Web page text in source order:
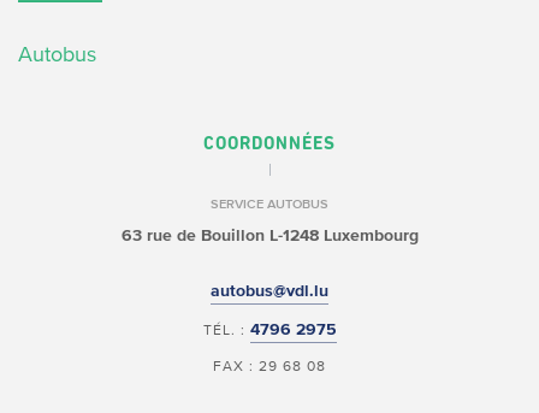
Autobus
COORDONNÉES
SERVICE AUTOBUS
63 rue de BouillonL-1248 Luxembourg
autobus@vdl.lu
TÉL. : 4796 2975
FAX : 29 68 08